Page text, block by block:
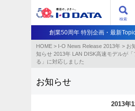
検索
創業50周年 特別企画・最新
HOME > I-O News Release 2013年 > お
知らせ 2013年 LAN DISK高速モデルが
る」に対応しました
お知らせ
2013年